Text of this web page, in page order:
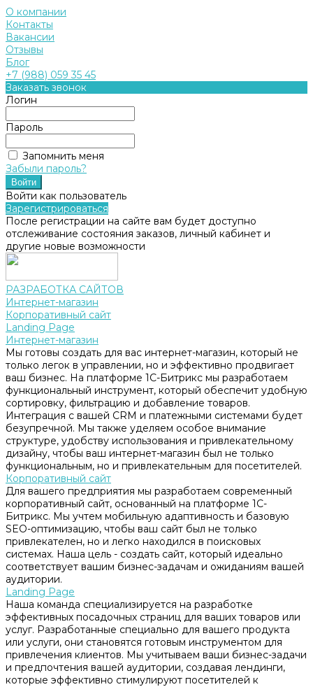
О компании
Контакты
Вакансии
Отзывы
Блог
+7 (988) 059 35 45
Заказать звонок
Логин
Пароль
Запомнить меня
Забыли пароль?
Войти как пользователь
Зарегистрироваться
После регистрации на сайте вам будет доступно
отслеживание состояния заказов, личный кабинет и
другие новые возможности
РАЗРАБОТКА САЙТОВ
Интернет-магазин
Корпоративный сайт
Landing Page
Интернет-магазин
Мы готовы создать для вас интернет-магазин, который не
только легок в управлении, но и эффективно продвигает
ваш бизнес. На платформе 1С-Битрикс мы разработаем
функциональный инструмент, который обеспечит удобную
сортировку, фильтрацию и добавление товаров.
Интеграция с вашей CRM и платежными системами будет
безупречной. Мы также уделяем особое внимание
структуре, удобству использования и привлекательному
дизайну, чтобы ваш интернет-магазин был не только
функциональным, но и привлекательным для посетителей.
Корпоративный сайт
Для вашего предприятия мы разработаем современный
корпоративный сайт, основанный на платформе 1С-
Битрикс. Мы учтем мобильную адаптивность и базовую
SEO-оптимизацию, чтобы ваш сайт был не только
привлекателен, но и легко находился в поисковых
системах. Наша цель - создать сайт, который идеально
соответствует вашим бизнес-задачам и ожиданиям вашей
аудитории.
Landing Page
Наша команда специализируется на разработке
эффективных посадочных страниц для ваших товаров или
услуг. Разработанные специально для вашего продукта
или услуги, они становятся готовым инструментом для
привлечения клиентов. Мы учитываем ваши бизнес-задачи
и предпочтения вашей аудитории, создавая лендинги,
которые эффективно стимулируют посетителей к